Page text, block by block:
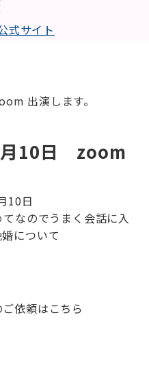
出演します。
10日 zoom
10日
なのでうまく会話に入
について
依頼はこちら